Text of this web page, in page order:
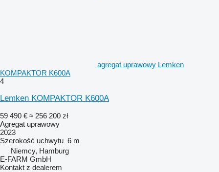
agregat uprawowy Lemken
KOMPAKTOR K600A
4
Lemken KOMPAKTOR K600A
59 490 € ≈ 256 200 zł
Agregat uprawowy
2023
Szerokość uchwytu 6 m
Niemcy, Hamburg
E-FARM GmbH
Kontakt z dealerem